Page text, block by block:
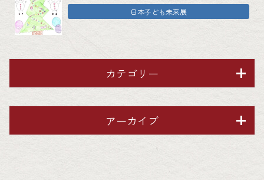
日本子ども未来展
カテゴリー
アーカイブ